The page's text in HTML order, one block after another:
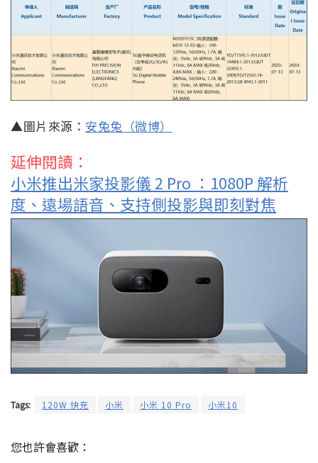
▲圖片來源： 安兔兔（微博）
延伸閱讀：
小米推出米家投影儀 2 Pro ：1080P 解析
度、遠場語音、支持側投影與即刻對焦
Tags: 120W 快充 小米 小米 10 Pro 小米10
您也許會喜歡：